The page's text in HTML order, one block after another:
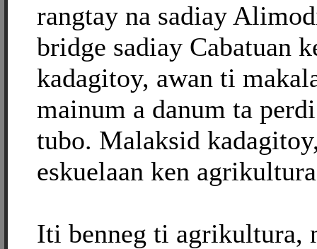
rangtay na sadiay
bridge sadiay Cabatuan
kadagitoy, awan ti
mainum a danum ta
tubo. Malaksid
eskuelaan ken
Iti benneg ti agrikultura,